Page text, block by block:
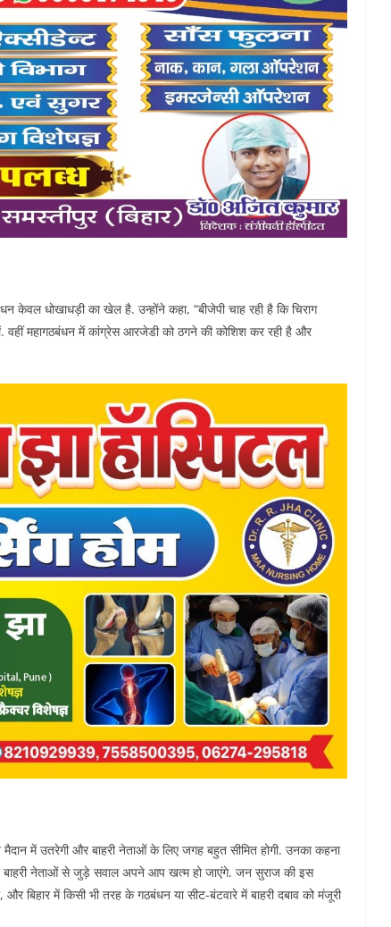
धोखाधड़ी का खेल है. उन्होंने कहा, “बीजेपी चाह रही है कि चिराग
वहीं महागठबंधन में कांग्रेस आरजेडी को ठगने की कोशिश कर रही है और
में उतरेगी और बाहरी नेताओं के लिए जगह बहुत सीमित होगी. उनका कहना
बाहरी नेताओं से जुड़े सवाल अपने आप खत्म हो जाएंगे. जन सुराज की इस
बिहार में किसी भी तरह के गठबंधन या सीट-बंटवारे में बाहरी दबाव को मंजूरी